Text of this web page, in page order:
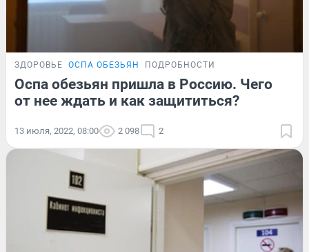
ЗДОРОВЬЕ ОСПА ОБЕЗЬЯН ПОДРОБНОСТИ
Оспа обезьян пришла в Россию. Чего
от нее ждать и как защититься?
13 июля, 2022, 08:00 2 098 2